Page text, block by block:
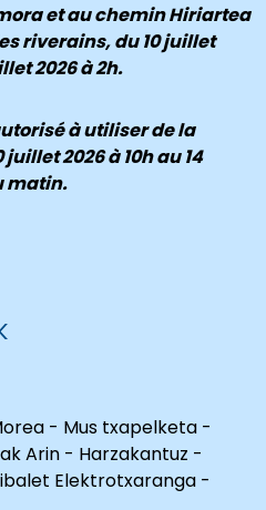
et au chemin Hiriartea
riverains, du 10 juillet
2026 à 2h.
à utiliser de la
2026 à 10h au 14
matin.
- Mus txapelketa -
Arin - Harzakantuz -
Elektrotxaranga -